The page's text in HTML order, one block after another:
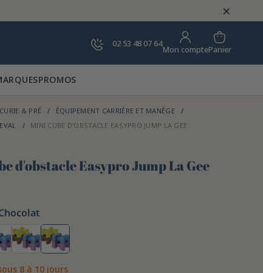
×
02 53 48 07 64
Mon comptePanier
PROMOS
& PRÉ
ÉQUIPEMENT CARRIÈRE ET MANÈGE
MINI CUBE D'OBSTACLE EASYPRO JUMP LA GEE
d'obstacle Easypro Jump La Gee
8 à 10 jours